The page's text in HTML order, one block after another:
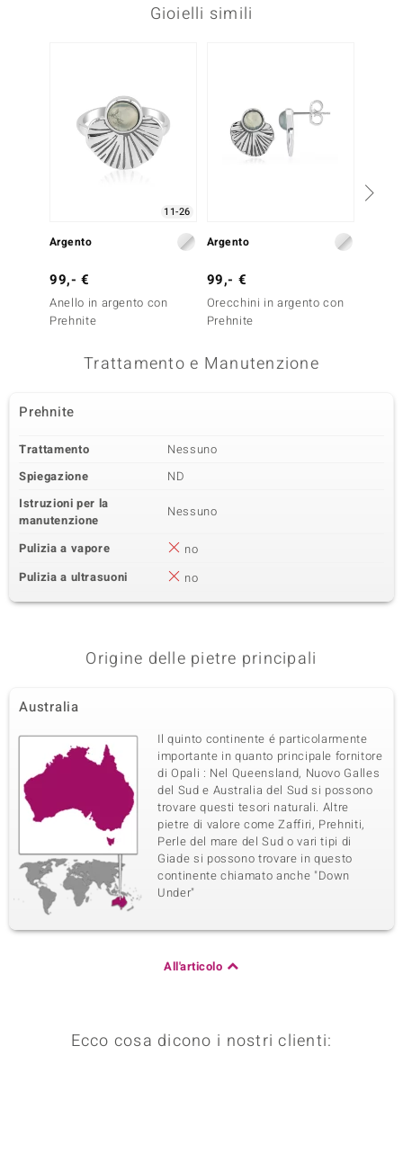
Gioielli simili
11-26
Argento
99,- €
Anello in argento con
Prehnite
Argento
99,- €
Orecchini in argento con
Prehnite
Trattamento e Manutenzione
Prehnite
Trattamento
Nessuno
Spiegazione
ND
Istruzioni per la
manutenzione
Nessuno
Pulizia a vapore
no
Pulizia a ultrasuoni
no
Origine delle pietre principali
Australia
Il quinto continente é particolarmente
importante in quanto principale fornitore
di Opali : Nel Queensland, Nuovo Galles
del Sud e Australia del Sud si possono
trovare questi tesori naturali. Altre
pietre di valore come Zaffiri, Prehniti,
Perle del mare del Sud o vari tipi di
Giade si possono trovare in questo
continente chiamato anche "Down
Under"
All'articolo
Ecco cosa dicono i nostri clienti: